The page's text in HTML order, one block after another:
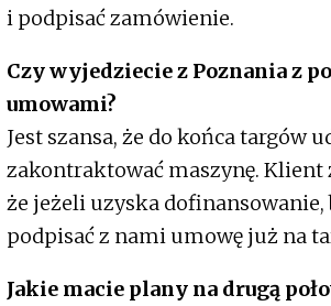
i podpisać zamówienie.
Czy wyjedziecie z Poznania z
umowami?
Jest szansa, że do końca targów
zakontraktować maszynę. Klient
że jeżeli uzyska dofinansowanie,
podpisać z nami umowę już na
Jakie macie plany na drugą